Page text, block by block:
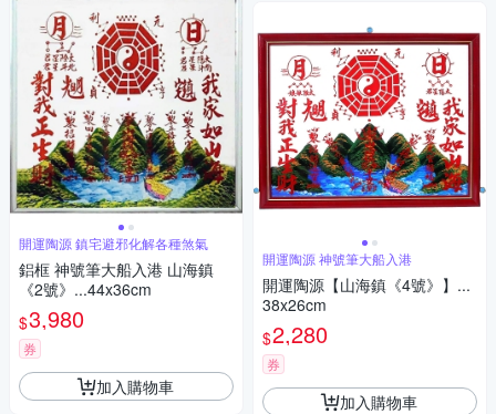
開運陶源 鎮宅避邪化解各種煞氣
鋁框 神號筆大船入港 山海鎮
《2號》...44x36cm
$3,980
券
加入購物車
開運陶源 神號筆大船入港
開運陶源【山海鎮《4號》】...
38x26cm
$2,280
券
加入購物車